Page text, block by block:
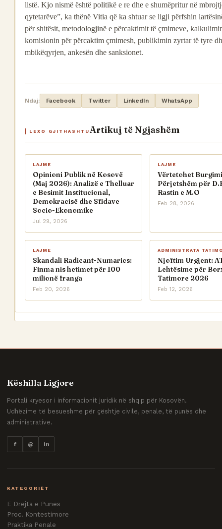
listë. Kjo nismë është politikë e re dhe e shumëpritur në
qytetarëve”, ka thënë Vitia që ka shtuar se ligji përfshin
për shitësit, metodologjinë e përcaktimit të çmimeve,
komisionin për përcaktim çmimesh, publikimin zyrtar të tyre
mbikëqyrjen, ankesën dhe sanksionet.
Ndaj: Facebook Twitter LinkedIn WhatsApp
LEXO GJITHASHTU Artikuj të Ngjashëm
LAJME
Opinioni Publik në Kosovë
(Maj 2026): Analizë e Thelluar
e Besimit Institucional,
Demokracisë dhe Sfidave
Socio-Ekonomike
Jul 29, 2026
LAJME
Vërtetohet
Përjetshëm për
Rastin e M.O
Feb 28, 2026
LAJME
Skandali Radicant-Numarics:
Finma nis hetimet për 100
milionë franga
Feb 20, 2026
ADMINISTRATA
Njoftim Urgjent:
Lehtësime për
Tatimore 2026
Feb 12, 2026
Këshilla Ligjore
Portali kryesor i informacionit juridik në shqip për Kosovën.
Udhëzime të besueshme për çështje civile, penale, të punës dhe
administrative.
f @ in
KATEGORIËT
E Drejta e Punës
Proc. Kontestimore
Praktika Penale